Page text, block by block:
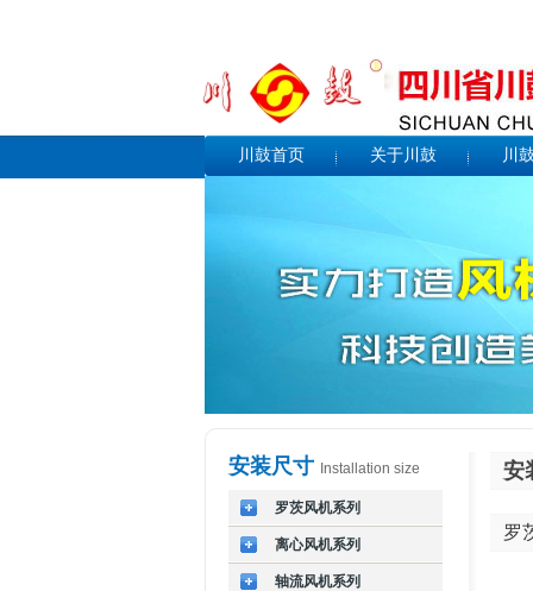
川鼓首页 关于川鼓 川
安装尺寸 Installation size
罗茨风机系列
离心风机系列
轴流风机系列
安
罗